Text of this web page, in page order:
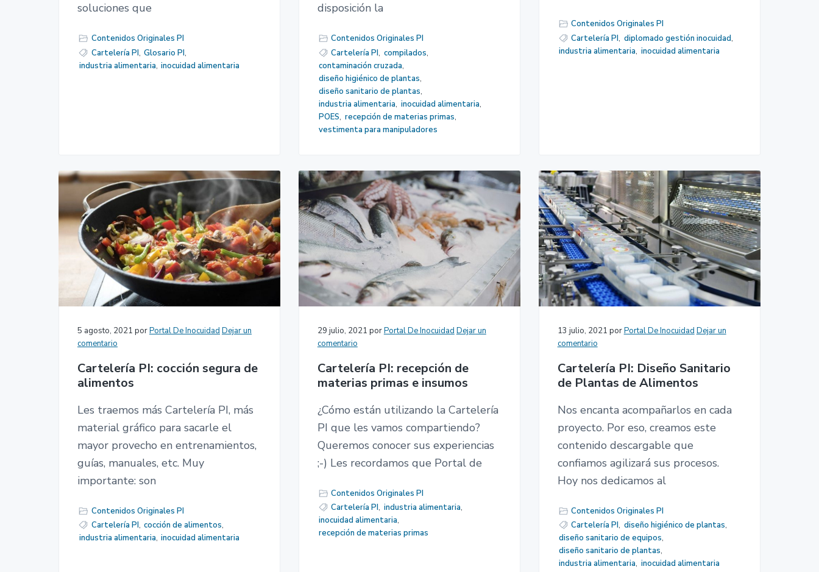
soluciones que
Contenidos Originales PI
Cartelería PI, Glosario PI,
industria alimentaria, inocuidad alimentaria
disposición la
Contenidos Originales PI
Cartelería PI, compilados,
contaminación cruzada,
diseño higiénico de plantas,
diseño sanitario de plantas,
industria alimentaria, inocuidad alimentaria,
POES, recepción de materias primas,
vestimenta para manipuladores
Contenidos Originales PI
Cartelería PI, diplomado gestión inocuidad,
industria alimentaria, inocuidad alimentaria
5 agosto, 2021 porPortal De Inocuidad Dejar un
comentario
Cartelería PI: cocción segura de
alimentos
Les traemos más Cartelería PI, más
material gráfico para sacarle el
mayor provecho en entrenamientos,
guías, manuales, etc. Muy
importante: son
Contenidos Originales PI
Cartelería PI, cocción de alimentos,
industria alimentaria, inocuidad alimentaria
29 julio, 2021 porPortal De Inocuidad Dejar un
comentario
Cartelería PI: recepción de
materias primas e insumos
¿Cómo están utilizando la Cartelería
PI que les vamos compartiendo?
Queremos conocer sus experiencias
;-) Les recordamos que Portal de
Contenidos Originales PI
Cartelería PI, industria alimentaria,
inocuidad alimentaria,
recepción de materias primas
13 julio, 2021 porPortal De Inocuidad Dejar un
comentario
Cartelería PI: Diseño Sanitario
de Plantas de Alimentos
Nos encanta acompañarlos en cada
proyecto. Por eso, creamos este
contenido descargable que
confiamos agilizará sus procesos.
Hoy nos dedicamos al
Contenidos Originales PI
Cartelería PI, diseño higiénico de plantas,
diseño sanitario de equipos,
diseño sanitario de plantas,
industria alimentaria, inocuidad alimentaria